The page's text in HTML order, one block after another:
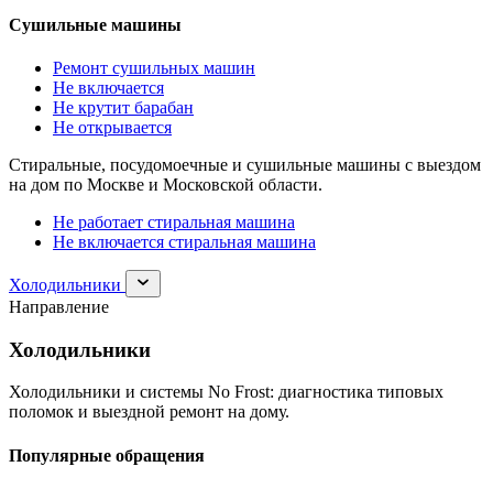
Сушильные машины
Ремонт сушильных машин
Не включается
Не крутит барабан
Не открывается
Стиральные, посудомоечные и сушильные машины с выездом
на дом по Москве и Московской области.
Не работает стиральная машина
Не включается стиральная машина
Холодильники
Раскрыть
раздел
Направление
Холодильники
Холодильники и системы No Frost: диагностика типовых
поломок и выездной ремонт на дому.
Популярные обращения